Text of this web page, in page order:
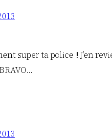
super ta police !! J’en